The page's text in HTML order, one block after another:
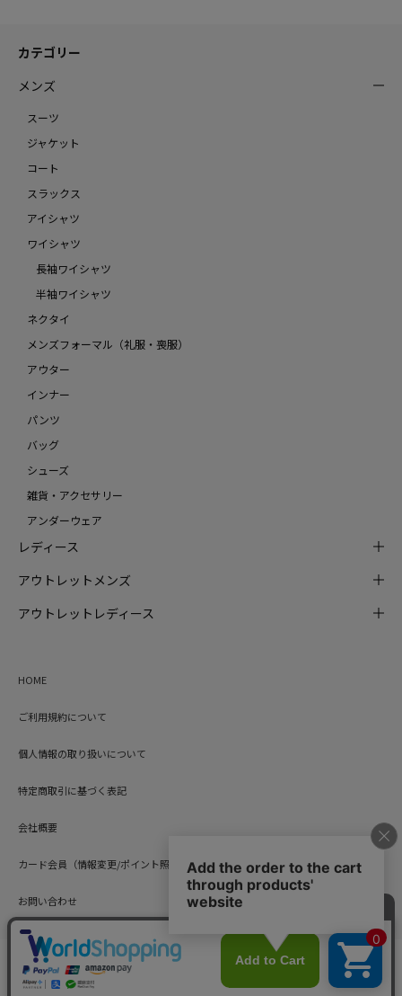
カテゴリー
メンズ
スーツ
ジャケット
コート
スラックス
アイシャツ
ワイシャツ
長袖ワイシャツ
半袖ワイシャツ
ネクタイ
メンズフォーマル（礼服・喪服）
アウター
インナー
パンツ
バッグ
シューズ
雑貨・アクセサリー
アンダーウェア
レディース
アウトレットメンズ
アウトレットレディース
HOME
ご利用規約について
個人情報の取り扱いについて
特定商取引に基づく表記
会社概要
カード会員（情報変更/ポイント照会）
お問い合わせ